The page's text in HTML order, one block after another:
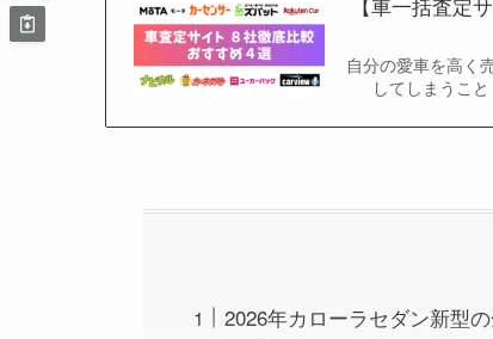
自分の愛車を高く
してしまうこ
2026年カローラセダン新型